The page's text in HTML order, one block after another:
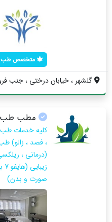
متخصص طب
گلشهر ، خیابان درختی ، جنب
مطب طب
کلیه خدمات
، فصد ، زالو)
(درمانی ،
صورت و بدن)